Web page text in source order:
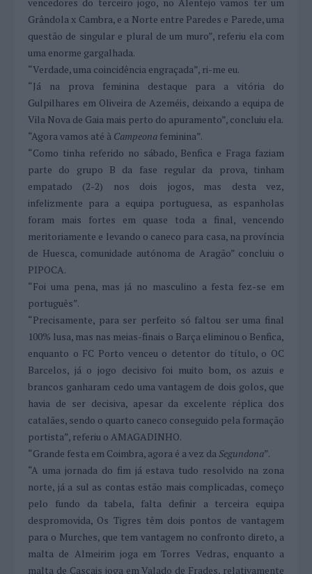
Grândola x Cambra, e a Norte entre Paredes e Parede, uma
questão de singular e plural de um muro”, referiu ela com
uma enorme gargalhada.
“Verdade, uma coincidência engraçada”, ri-me eu.
“Já na prova feminina destaque para a vitória do
Gulpilhares em Oliveira de Azeméis, deixando a equipa de
Vila Nova de Gaia mais perto do apuramento”, concluiu ela.
“Agora vamos até à Campeona feminina”.
“Como tinha referido no sábado, Benfica e Fraga faziam
parte do grupo B da fase regular da prova, tinham
empatado (2-2) nos dois jogos, mas desta vez,
infelizmente para a equipa portuguesa, as espanholas
foram mais fortes em quase toda a final, vencendo
meritoriamente e levando o caneco para casa, na província
de Huesca, comunidade autónoma de Aragão” concluiu o
PIPOCA.
“Foi uma pena, mas já no masculino a festa fez-se em
português”.
“Precisamente, para ser perfeito só faltou ser uma final
100% lusa, mas nas meias-finais o Barça eliminou o Benfica,
enquanto o FC Porto venceu o detentor do título, o OC
Barcelos, já o jogo decisivo foi muito bom, os azuis e
brancos ganharam cedo uma vantagem de dois golos, que
havia de ser decisiva, apesar da excelente réplica dos
catalães, sendo o quarto caneco conseguido pela formação
portista”, referiu o AMAGADINHO.
“Grande festa em Coimbra, agora é a vez daSegundona”.
“A uma jornada do fim já estava tudo resolvido na zona
norte, já a sul as contas estão mais complicadas, começo
pelo fundo da tabela, falta definir a terceira equipa
despromovida, Os Tigres têm dois pontos de vantagem
para o Murches, que tem vantagem no confronto direto, a
malta de Almeirim joga em Torres Vedras, enquanto a
malta de Cascais joga em Valado de Frades, relativamente